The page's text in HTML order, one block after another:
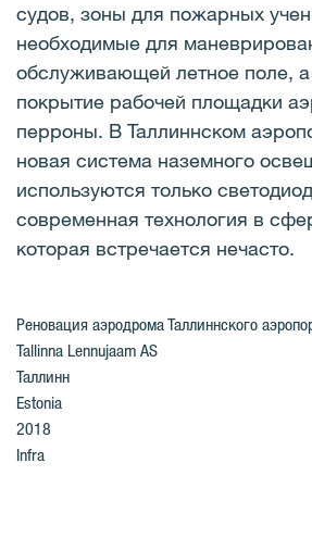
судов, зоны для пожарных
необходимые для
обслуживающей летное поле,
покрытие рабочей площадки
перроны. В Таллиннском
новая система наземного
используются только
современная технология в
которая встречается нечасто.
Реновация аэродрома Таллиннского
Tallinna Lennujaam AS
Таллинн
Estonia
2018
Infra